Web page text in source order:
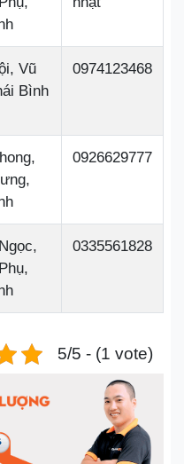
Vũ
Bình
0974123468
0926629777
0335561828
5/5 - (1 vote)